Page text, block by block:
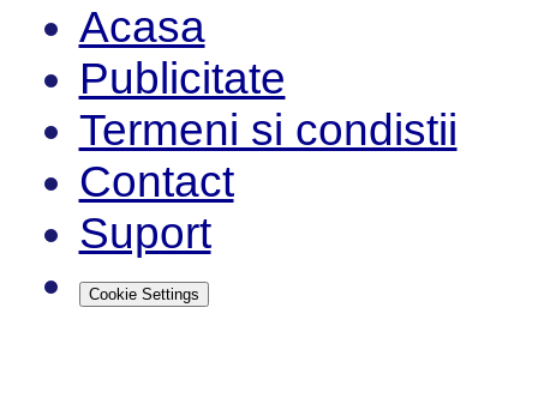
Acasa
Publicitate
Termeni si condistii
Contact
Suport
Cookie Settings